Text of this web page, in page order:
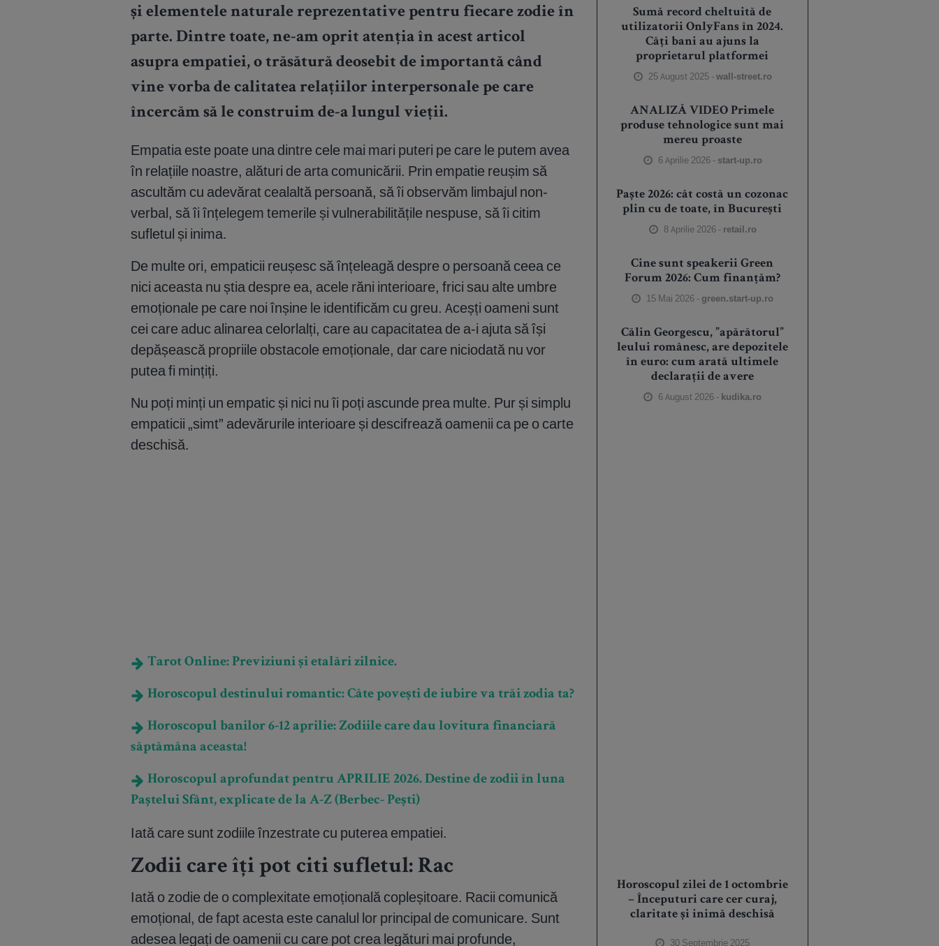
și elementele naturale reprezentative pentru fiecare zodie în
parte. Dintre toate, ne-am oprit atenția în acest articol
asupra empatiei, o trăsătură deosebit de importantă când
vine vorba de calitatea relațiilor interpersonale pe care
încercăm să le construim de-a lungul vieții.
Empatia este poate una dintre cele mai mari puteri pe care le putem avea
în relațiile noastre, alături de arta comunicării. Prin empatie reușim să
ascultăm cu adevărat cealaltă persoană, să îi observăm limbajul non-
verbal, să îi înțelegem temerile și vulnerabilitățile nespuse, să îi citim
sufletul și inima.
De multe ori, empaticii reușesc să înțeleagă despre o persoană ceea ce
nici aceasta nu știa despre ea, acele răni interioare, frici sau alte umbre
emoționale pe care noi înșine le identificăm cu greu. Aceșți oameni sunt
cei care aduc alinarea celorlalți, care au capacitatea de a-i ajuta să își
depășească propriile obstacole emoționale, dar care niciodată nu vor
putea fi mințiți.
Nu poți minți un empatic și nici nu îi poți ascunde prea multe. Pur și simplu
empaticii „simt” adevărurile interioare și descifrează oamenii ca pe o carte
deschisă.
Tarot Online: Previziuni și etalări zilnice.
Horoscopul destinului romantic: Câte povești de iubire va trăi zodia ta?
Horoscopul banilor 6-12 aprilie: Zodiile care dau lovitura financiară
săptămâna aceasta!
Horoscopul aprofundat pentru APRILIE 2026. Destine de zodii în luna
Paștelui Sfânt, explicate de la A-Z (Berbec- Pești)
Iată care sunt zodiile înzestrate cu puterea empatiei.
Zodii care îți pot citi sufletul: Rac
Iată o zodie de o complexitate emoțională copleșitoare. Racii comunică
emoțional, de fapt acesta este canalul lor principal de comunicare. Sunt
adesea legați de oamenii cu care pot crea legături mai profunde,
Sumă record cheltuită de
utilizatorii OnlyFans în 2024.
Câți bani au ajuns la
proprietarul platformei
25 August 2025 -wall-street.ro
ANALIZĂ VIDEO Primele
produse tehnologice sunt mai
mereu proaste
6 Aprilie 2026 - start-up.ro
Paște 2026: cât costă un cozonac
plin cu de toate, în București
8 Aprilie 2026 - retail.ro
Cine sunt speakerii Green
Forum 2026: Cum finanțăm?
15 Mai 2026 - green.start-up.ro
Călin Georgescu, ”apărătorul”
leului românesc, are depozitele
în euro: cum arată ultimele
declarații de avere
6 August 2026 - kudika.ro
Horoscopul zilei de 1 octombrie
– Începuturi care cer curaj,
claritate și inimă deschisă
30 Septembrie 2025